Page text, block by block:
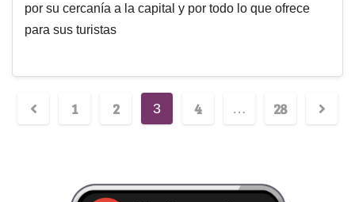
por su cercanía a la capital y por todo lo que ofrece
para sus turistas
1 2 3 4 … 28